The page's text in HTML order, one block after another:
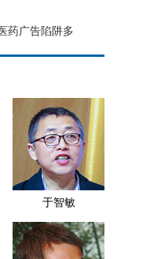
药广告陷阱多
于智敏